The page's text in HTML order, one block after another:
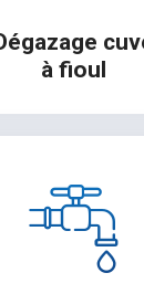
à fioul